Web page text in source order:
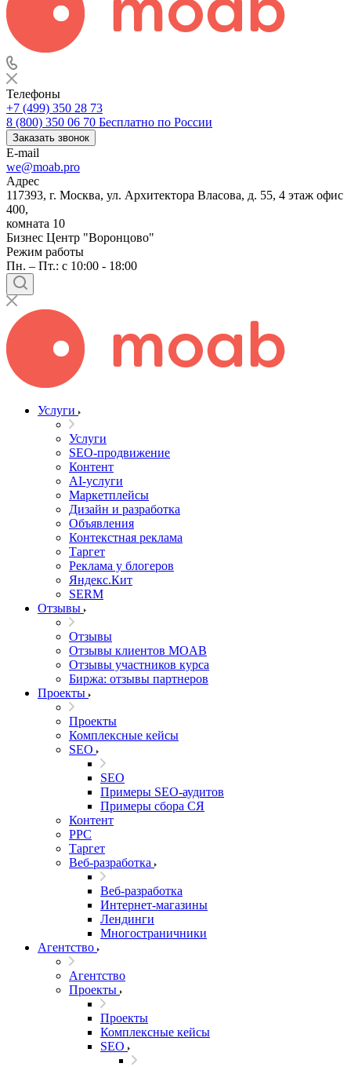
Телефоны
+7 (499) 350 28 73
8 (800) 350 06 70 Бесплатно по России
Заказать звонок
E-mail
we@moab.pro
Адрес
117393, г. Москва, ул. Архитектора Власова, д. 55, 4 этаж офис
400,
комната 10
Бизнес Центр "Воронцово"
Режим работы
Пн. – Пт.: с 10:00 - 18:00
Услуги
Услуги
SEO-продвижение
Контент
AI-услуги
Маркетплейсы
Дизайн и разработка
Объявления
Контекстная реклама
Таргет
Реклама у блогеров
Яндекс.Кит
SERM
Отзывы
Отзывы
Отзывы клиентов MOAB
Отзывы участников курса
Биржа: отзывы партнеров
Проекты
Проекты
Комплексные кейсы
SEO
SEO
Примеры SEO-аудитов
Примеры сбора СЯ
Контент
PPC
Таргет
Веб-разработка
Веб-разработка
Интернет-магазины
Лендинги
Многостраничники
Агентство
Агентство
Проекты
Проекты
Комплексные кейсы
SEO